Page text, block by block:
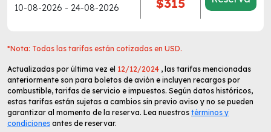
10-08-2026 - 24-08-2026 $315
*Nota: Todas las tarifas están cotizadas en USD.
Actualizadas por última vez el 12/12/2024 , las tarifas mencionadas
anteriormente son para boletos de avión e incluyen recargos por
combustible, tarifas de servicio e impuestos. Según datos históricos,
estas tarifas están sujetas a cambios sin previo aviso y no se pueden
garantizar al momento de la reserva. Lea nuestros términos y
condiciones antes de reservar.